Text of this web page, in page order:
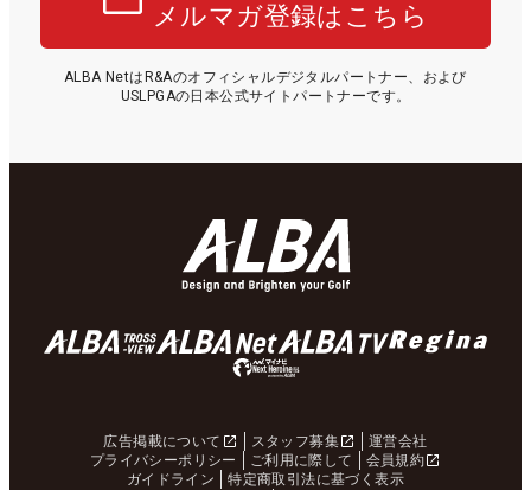
メルマガ登録はこちら
ALBA NetはR&Aのオフィシャルデジタルパートナー、および
USLPGAの日本公式サイトパートナーです。
広告掲載について スタッフ募集
運営会社
プライバシーポリシー
ご利用に際して
会員規約
ガイドライン
特定商取引法に基づく表示